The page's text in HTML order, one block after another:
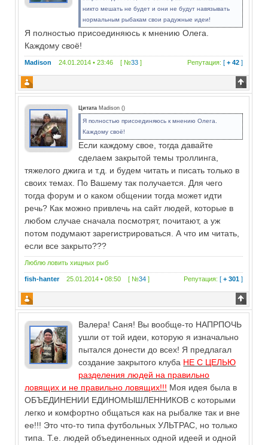
никто мешать не будет и они не будут навязывать
нормальным рыбакам свои радужные идеи!
Я полностью присоединяюсь к мнению Олега.
Каждому своё!
Madison 24.01.2014 • 23:46 [ №33 ] Репутация: [+ 42 ]
Цитата Madison ()
Я полностью присоединяюсь к мнению Олега.
Каждому своё!
Если каждому свое, тогда давайте
сделаем закрытой темы троллинга,
тяжелого джига и т.д. и будем читать и писать только в
своих темах. По Вашему так получается. Для чего
тогда форум и о каком общении тогда может идти
речь? Как можно привлечь на сайт людей, которые в
любом случае сначала посмотрят, почитают, а уж
потом подумают зарегистрироваться. А что им читать,
если все закрыто???
Люблю ловить хищных рыб
fish-hanter25.01.2014 • 08:50 [ №34 ] Репутация: [+ 301 ]
Валера! Саня! Вы вообще-то НАПРПОЧЬ
ушли от той идеи, которую я изначально
пытался донести до всех! Я предлагал
создание закрытого клуба НЕ С ЦЕЛЬЮ
разделения людей на правильно
ловящих и не правильно ловящих!!! Моя идея была в
ОБЪЕДИНЕНИИ ЕДИНОМЫШЛЕННИКОВ с которыми
легко и комфортно общаться как на рыбалке так и вне
ее!!! Это что-то типа футбольных УЛЬТРАС, но только
типа. Т.е. людей объединенных одной идеей и одной